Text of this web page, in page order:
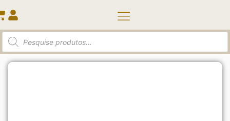
Início Kit para jardinagem/ Rastelo Manual